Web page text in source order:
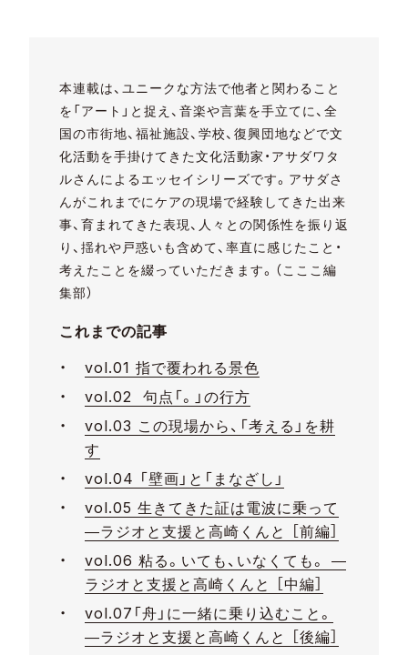
本連載は、ユニークな方法で他者と関わること
を「アート」と捉え、音楽や言葉を手立てに、全
国の市街地、福祉施設、学校、復興団地などで文
化活動を手掛けてきた文化活動家・アサダワタ
ルさんによるエッセイシリーズです。アサダさ
んがこれまでにケアの現場で経験してきた出来
事、育まれてきた表現、人々との関係性を振り返
り、揺れや戸惑いも含めて、率直に感じたこと・
考えたことを綴っていただきます。（こここ編
集部）
これまでの記事
vol.01 指で覆われる景色
vol.02 句点「。」の行方
vol.03 この現場から、「考える」を耕
す
vol.04 「壁画」と「まなざし」
vol.05 生きてきた証は電波に乗って
―ラジオと支援と高崎くんと ［前編］
vol.06 粘る。いても、いなくても。 ―
ラジオと支援と高崎くんと ［中編］
vol.07「舟」に一緒に乗り込むこと。
―ラジオと支援と高崎くんと ［後編］